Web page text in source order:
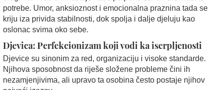
potrebe. Umor, anksioznost i emocionalna praznina tada se
kriju iza privida stabilnosti, dok spolja i dalje djeluju kao
oslonac svima oko sebe.
Djevica: Perfekcionizam koji vodi ka iscrpljenosti
Djevice su sinonim za red, organizaciju i visoke standarde.
Njihova sposobnost da riješe složene probleme čini ih
nezamjenjivima, ali upravo ta osobina često postaje njihov